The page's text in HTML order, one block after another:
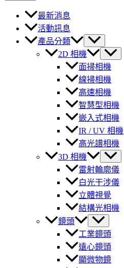
最新消息
活動訊息
產品分類
2D 相機
面掃相機
線掃相機
高速相機
智慧型相機
嵌入式相機
IR / UV 相機
高光譜相機
3D 相機
雷射輪廓儀
白光干涉儀
立體視覺
結構光相機
鏡頭
工業鏡頭
遠心鏡頭
顯微物鏡